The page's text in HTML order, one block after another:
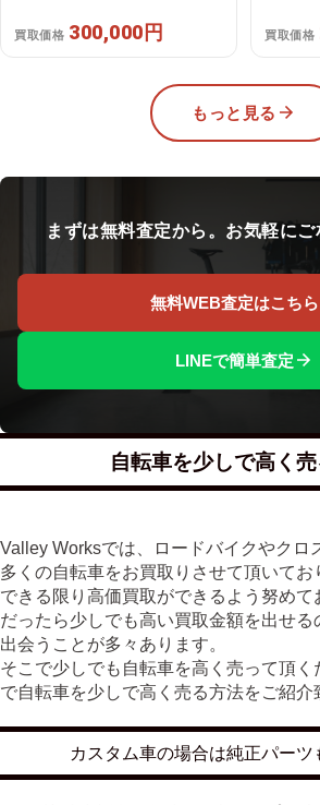
買取価格 300,000円 買取価格
もっと見る
まずは無料査定から。お気軽にご
無料WEB査定はこちら
LINEで簡単査定
自転車を少しで高く
Valley Worksでは、ロードバイクやクロ
多くの自転車をお買取りさせて頂いてお
できる限り高価買取ができるよう努めて
だったら少しでも高い買取金額を出せる
出会うことが多々あります。
そこで少しでも自転車を高く売って頂
で自転車を少しで高く売る方法をご紹介
カスタム車の場合は純正パーツ